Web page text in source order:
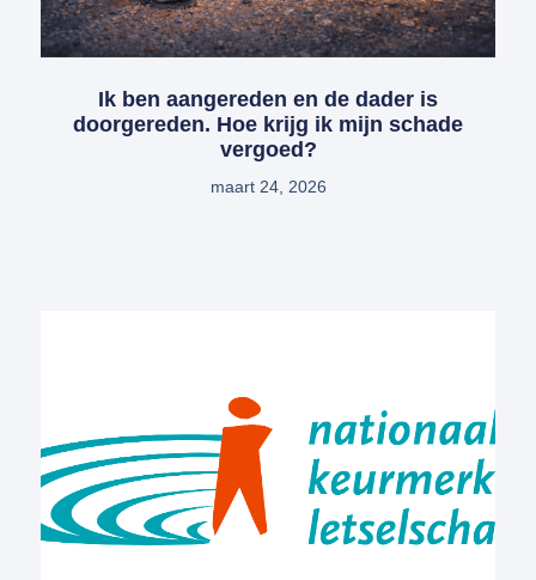
Ik ben aangereden en de dader is
doorgereden. Hoe krijg ik mijn schade
vergoed?
maart 24, 2026